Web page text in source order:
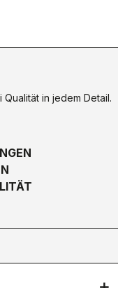
in jedem Detail.